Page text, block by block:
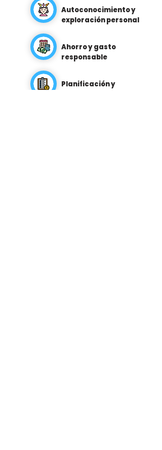
Autoconocimiento y
exploración personal
Ahorro y gasto
responsable
Planificación y